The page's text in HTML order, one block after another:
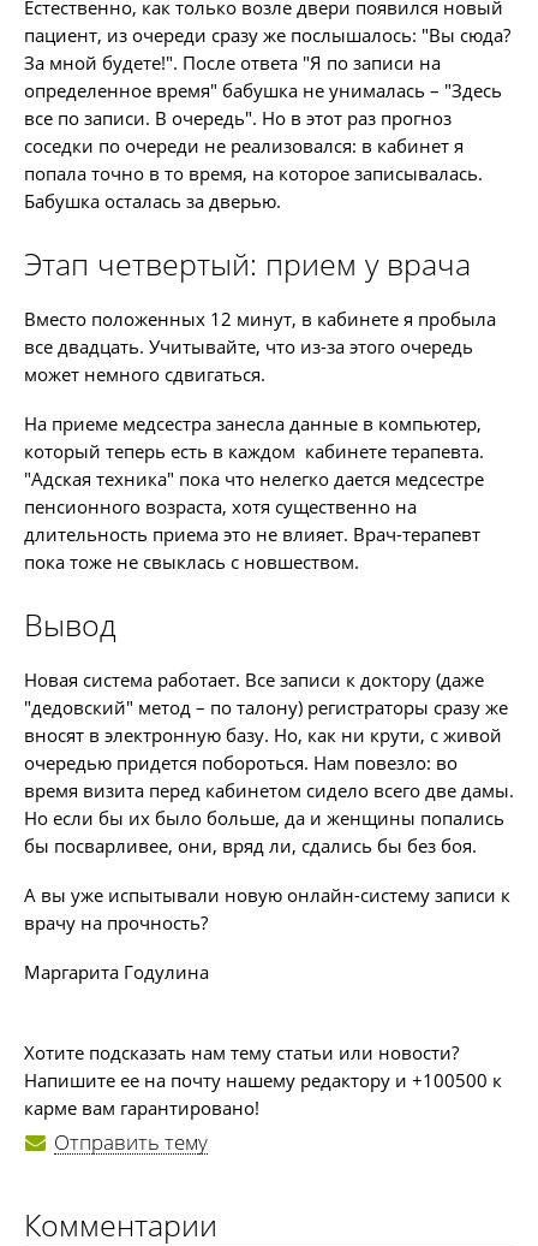
Естественно, как только возле двери появился новый
пациент, из очереди сразу же послышалось: "Вы сюда?
За мной будете!". После ответа "Я по записи на
определенное время" бабушка не унималась – "Здесь
все по записи. В очередь". Но в этот раз прогноз
соседки по очереди не реализовался: в кабинет я
попала точно в то время, на которое записывалась.
Бабушка осталась за дверью.
Этап четвертый: прием у врача
Вместо положенных 12 минут, в кабинете я пробыла
все двадцать. Учитывайте, что из-за этого очередь
может немного сдвигаться.
На приеме медсестра занесла данные в компьютер,
который теперь есть в каждом кабинете терапевта.
"Адская техника" пока что нелегко дается медсестре
пенсионного возраста, хотя существенно на
длительность приема это не влияет. Врач-терапевт
пока тоже не свыклась с новшеством.
Вывод
Новая система работает. Все записи к доктору (даже
"дедовский" метод – по талону) регистраторы сразу же
вносят в электронную базу. Но, как ни крути, с живой
очередью придется побороться. Нам повезло: во
время визита перед кабинетом сидело всего две дамы.
Но если бы их было больше, да и женщины попались
бы посварливее, они, вряд ли, сдались бы без боя.
А вы уже испытывали новую онлайн-систему записи к
врачу на прочность?
Маргарита Годулина
Хотите подсказать нам тему статьи или новости?
Напишите ее на почту нашему редактору и +100500 к
карме вам гарантировано!
Отправить тему
Комментарии